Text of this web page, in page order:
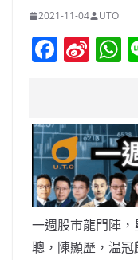
2021-11-04 UTO
F
e
b
o
o
k
Si
W
ei
b
o
s
A
p
p
一週股市龍門陣
聰，陳顯歷，温